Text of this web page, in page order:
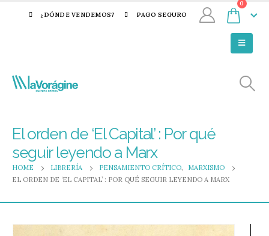
¿DÓNDE VENDEMOS? PAGO SEGURO
0
El orden de ‘El Capital’ : Por qué
seguir leyendo a Marx
HOME LIBRERÍA PENSAMIENTO CRÍTICO,
MARXISMO
EL ORDEN DE ‘EL CAPITAL’ : POR QUÉ SEGUIR LEYENDO A MARX